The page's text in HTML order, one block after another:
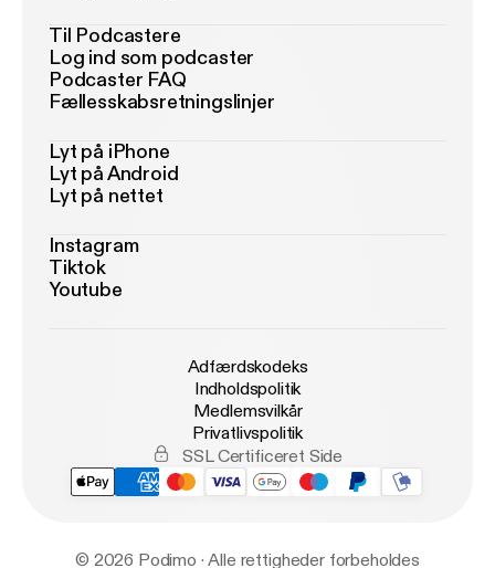
Til Podcastere
Log ind som podcaster
Podcaster FAQ
Fællesskabsretningslinjer
Lyt på iPhone
Lyt på Android
Lyt på nettet
Instagram
Tiktok
Youtube
Adfærdskodeks
Indholdspolitik
Medlemsvilkår
Privatlivspolitik
SSL Certificeret Side
© 2026 Podimo · Alle rettigheder forbeholdes